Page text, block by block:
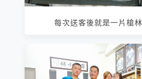
每次送客後就是一片槍